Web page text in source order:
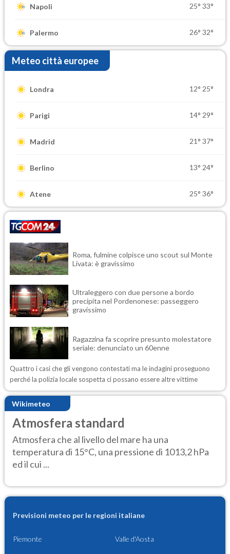
Napoli 25° 33°
Palermo 26° 32°
Meteo città europee
Londra 12° 25°
Parigi 14° 29°
Madrid 21° 37°
Berlino 13° 24°
Atene 25° 36°
Roma, fulmine colpisce uno scout sul Monte
Livata: è gravissimo
Ultraleggero con due persone a bordo
precipita nel Pordenonese: passeggero
gravissimo
Ragazzina fa scoprire presunto molestatore
seriale: denunciato un 60enne
Quattro i casi che gli vengono contestati ma le indagini proseguono
perché la polizia locale sospetta ci possano essere altre vittime
Wikimeteo
Atmosfera standard
Atmosfera che al livello del mare ha una
temperatura di 15°C, una pressione di 1013,2 hPa
ed il cui ...
Previsioni meteo per le regioni italiane
Piemonte Valle d'Aosta